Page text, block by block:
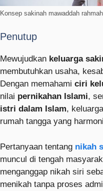
Konsep sakinah mawaddah
Penutup
Mewujudkan keluarga
membutuhkan usaha,
Dengan memahami ciri
nilai pernikahan Islami,
istri dalam Islam,
rumah tangga yang
Pertanyaan tentang nikah
muncul di tengah
menganggap nikah siri
menikah tanpa proses